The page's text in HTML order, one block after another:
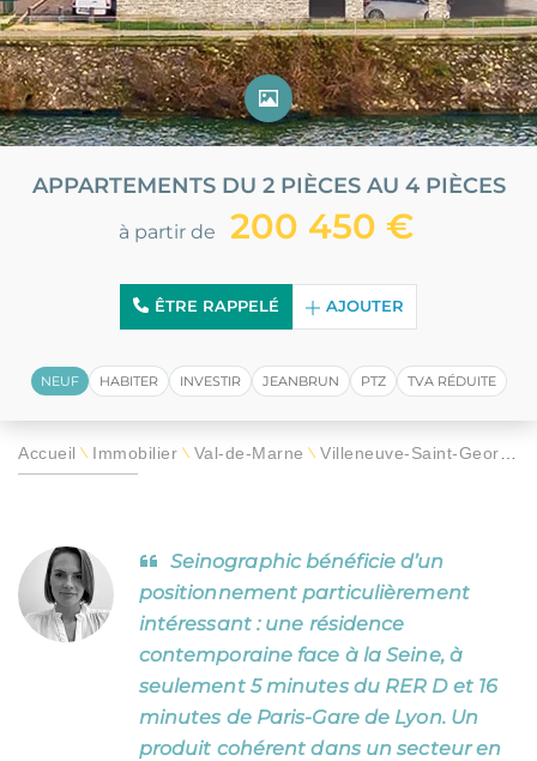
APPARTEMENTS DU 2 PIÈCES AU 4 PIÈCES
à partir de 200 450 €
ÊTRE RAPPELÉ AJOUTER
NEUF HABITER INVESTIR JEANBRUN PTZ TVA RÉDUITE
Accueil \ Immobilier \ Val-de-Marne \ Villeneuve-Saint-Georges
Seinographic bénéficie d’un
positionnement particulièrement
intéressant : une résidence
contemporaine face à la Seine, à
seulement 5 minutes du RER D et 16
minutes de Paris-Gare de Lyon. Un
produit cohérent dans un secteur en